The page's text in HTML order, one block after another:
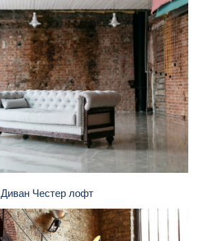
Диван Честер лофт